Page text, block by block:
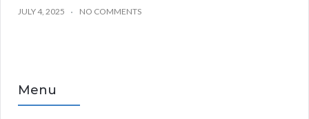
JULY 4, 2025 NO COMMENTS
Menu